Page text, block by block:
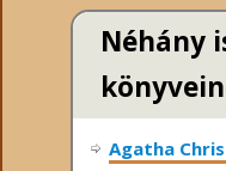
Néhány
Agatha